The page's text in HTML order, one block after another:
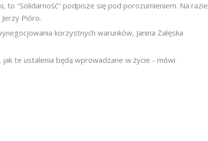
to "Solidarność" podpisze się pod porozumieniem. Na razie
Pióro.
korzystnych warunków, Janina Załęska
te ustalenia będą wprowadzane w życie - mówi.